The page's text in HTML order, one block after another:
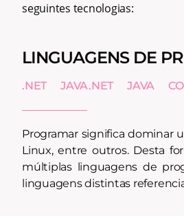
seguintes tecnologias:
LINGUAGENS DE
.NET JAVA.NET JAVA
Programar significa dominar
Linux, entre outros. Desta
múltiplas linguagens de
linguagens distintas